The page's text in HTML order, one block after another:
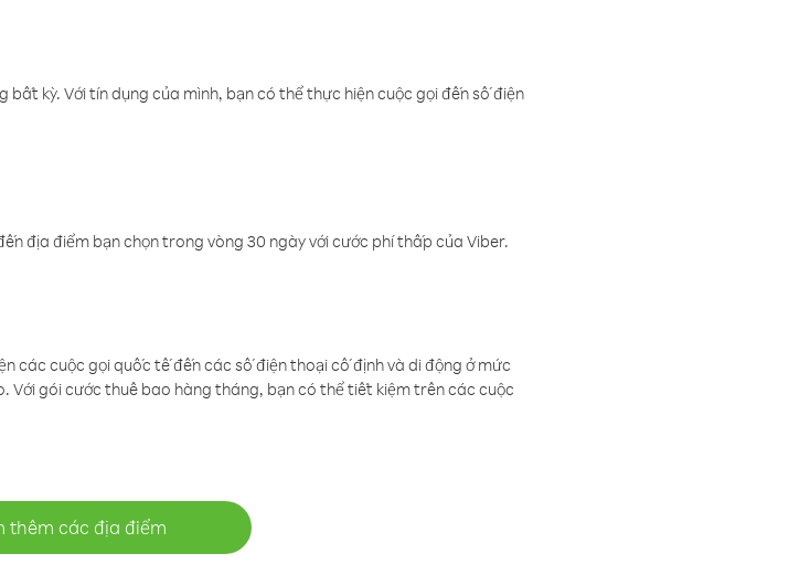
kỳ. Với tín dụng của mình, bạn có thể thực hiện cuộc gọi đến số điện
địa điểm bạn chọn trong vòng 30 ngày với cước phí thấp của Viber.
các cuộc gọi quốc tế đến các số điện thoại cố định và di động ở mức
Với gói cước thuê bao hàng tháng, bạn có thể tiết kiệm trên các cuộc
thêm các địa điểm